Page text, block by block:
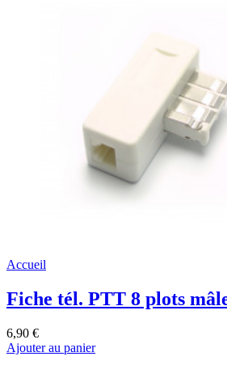
Accueil
Fiche tél. PTT 8 plots
6,90 €
Ajouter au panier